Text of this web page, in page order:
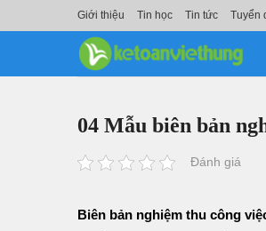
Giới thiệu Tin học Tin tức Tuyển
04 Mẫu biên bản
Đánh giá
Biên bản nghiệm thu công